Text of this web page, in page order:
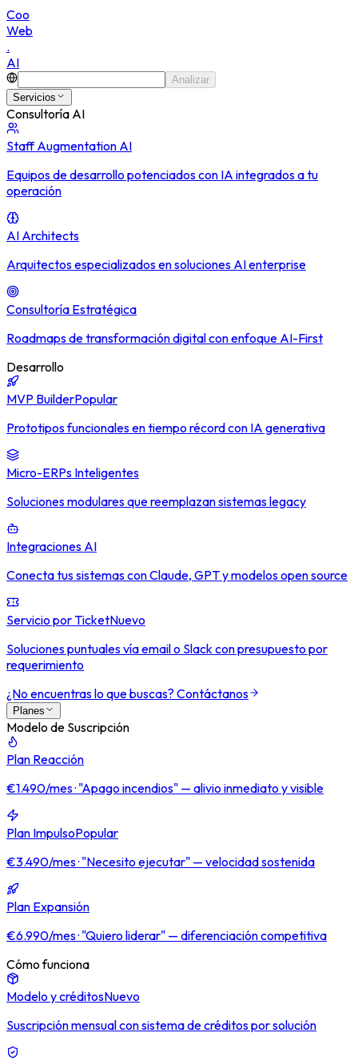
Coo
Web
.
AI
Analizar
Servicios
Consultoría AI
Staff Augmentation AI
Equipos de desarrollo potenciados con IA integrados a tu
operación
AI Architects
Arquitectos especializados en soluciones AI enterprise
Consultoría Estratégica
Roadmaps de transformación digital con enfoque AI-First
Desarrollo
MVP BuilderPopular
Prototipos funcionales en tiempo récord con IA generativa
Micro-ERPs Inteligentes
Soluciones modulares que reemplazan sistemas legacy
Integraciones AI
Conecta tus sistemas con Claude, GPT y modelos open source
Servicio por TicketNuevo
Soluciones puntuales vía email o Slack con presupuesto por
requerimiento
¿No encuentras lo que buscas? Contáctanos
Planes
Modelo de Suscripción
Plan Reacción
€1.490/mes · "Apago incendios" — alivio inmediato y visible
Plan ImpulsoPopular
€3.490/mes · "Necesito ejecutar" — velocidad sostenida
Plan Expansión
€6.990/mes · "Quiero liderar" — diferenciación competitiva
Cómo funciona
Modelo y créditosNuevo
Suscripción mensual con sistema de créditos por solución